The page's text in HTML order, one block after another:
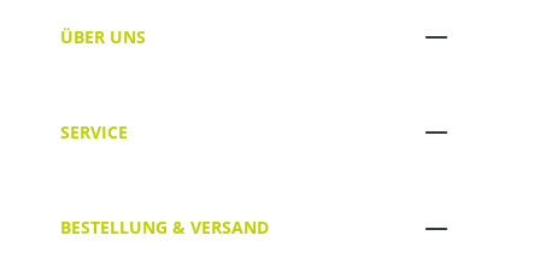
ÜBER UNS
SERVICE
BESTELLUNG & VERSAND